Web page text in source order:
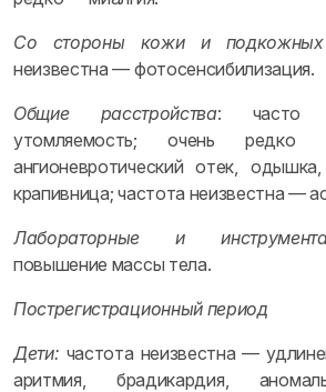
Со стороны кожи и подкожных
неизвестна — фотосенсибилизация.
Общие расстройства: часто
утомляемость; очень редко
ангионевротический отек,
крапивница; частота неизвестна —
Лабораторные и
повышение массы тела.
Пострегистрационный период
Дети: частота неизвестна —
аритмия, брадикардия,